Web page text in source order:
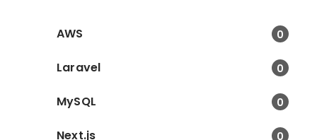
AWS 0
Laravel 0
MySQL 0
Next.js 0